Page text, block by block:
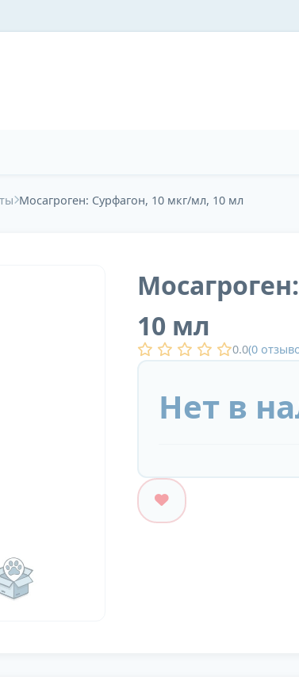
Мосагроген: Сурфагон, 10 мкг/мл, 10 мл
10 мл
0.0(0
Нет в